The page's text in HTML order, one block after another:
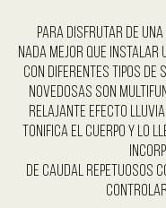
Para disfrutar de una
nada mejor que instalar
con diferentes tipos de
novedosas son
relajante efecto lluvia
tonifica el cuerpo y lo
de caudal repetuosos
controlar